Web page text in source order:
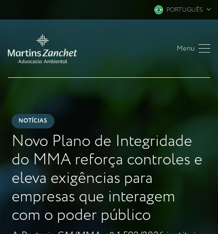
PORTUGUÊS
Menu
NOTÍCIAS
Novo Plano de Integridade
do MMA reforça controles e
eleva exigências para
empresas que interagem
com o poder público